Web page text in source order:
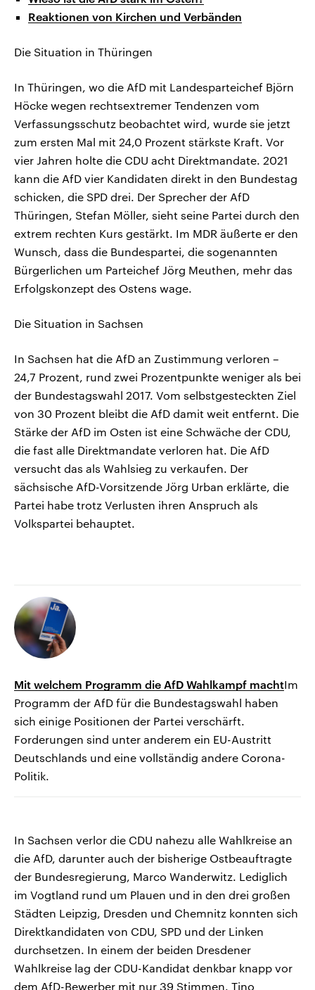
Reaktionen von Kirchen und Verbänden
Die Situation in Thüringen
In Thüringen, wo die AfD mit Landesparteichef Björn
Höcke wegen rechtsextremer Tendenzen vom
Verfassungsschutz beobachtet wird, wurde sie jetzt
zum ersten Mal mit 24,0 Prozent stärkste Kraft. Vor
vier Jahren holte die CDU acht Direktmandate. 2021
kann die AfD vier Kandidaten direkt in den Bundestag
schicken, die SPD drei. Der Sprecher der AfD
Thüringen, Stefan Möller, sieht seine Partei durch den
extrem rechten Kurs gestärkt. Im MDR äußerte er den
Wunsch, dass die Bundespartei, die sogenannten
Bürgerlichen um Parteichef Jörg Meuthen, mehr das
Erfolgskonzept des Ostens wage.
Die Situation in Sachsen
In Sachsen hat die AfD an Zustimmung verloren –
24,7 Prozent, rund zwei Prozentpunkte weniger als bei
der Bundestagswahl 2017. Vom selbstgesteckten Ziel
von 30 Prozent bleibt die AfD damit weit entfernt. Die
Stärke der AfD im Osten ist eine Schwäche der CDU,
die fast alle Direktmandate verloren hat. Die AfD
versucht das als Wahlsieg zu verkaufen. Der
sächsische AfD-Vorsitzende Jörg Urban erklärte, die
Partei habe trotz Verlusten ihren Anspruch als
Volkspartei behauptet.
Mit welchem Programm die AfD Wahlkampf machtIm
Programm der AfD für die Bundestagswahl haben
sich einige Positionen der Partei verschärft.
Forderungen sind unter anderem ein EU-Austritt
Deutschlands und eine vollständig andere Corona-
Politik.
In Sachsen verlor die CDU nahezu alle Wahlkreise an
die AfD, darunter auch der bisherige Ostbeauftragte
der Bundesregierung, Marco Wanderwitz. Lediglich
im Vogtland rund um Plauen und in den drei großen
Städten Leipzig, Dresden und Chemnitz konnten sich
Direktkandidaten von CDU, SPD und der Linken
durchsetzen. In einem der beiden Dresdener
Wahlkreise lag der CDU-Kandidat denkbar knapp vor
dem AfD-Bewerber mit nur 39 Stimmen. Tino